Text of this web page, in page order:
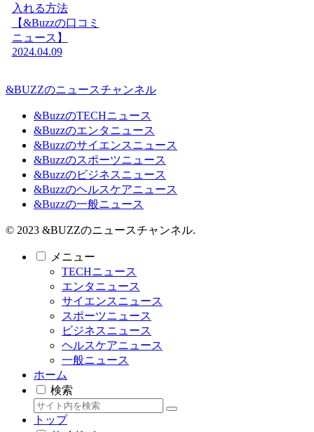
入れる方法
【&Buzzの口コミ
ニュース】
2024.04.09
&BUZZのニュースチャンネル
&BuzzのTECHニュース
&Buzzのエンタニュース
&Buzzのサイエンスニュース
&Buzzのスポーツニュース
&Buzzのビジネスニュース
&Buzzのヘルスケアニュース
&Buzzの一般ニュース
© 2023 &BUZZのニュースチャンネル.
メニュー
TECHニュース
エンタニュース
サイエンスニュース
スポーツニュース
ビジネスニュース
ヘルスケアニュース
一般ニュース
ホーム
検索
トップ